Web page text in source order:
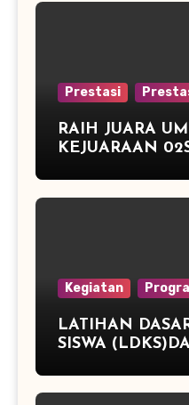
Prestasi
RAIH JUARA
KEJUARAAN
MEJA
Kegiatan
LATIHAN
SISWA (LDKS)DAN
2015/2016 SMP